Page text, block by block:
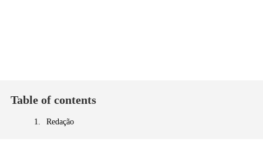
Table of contents
Redação